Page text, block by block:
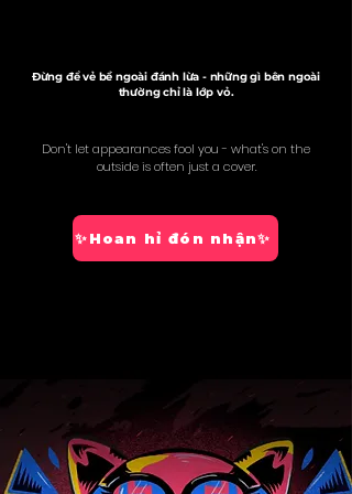
Đừng để vẻ bề ngoài đánh lừa - những gì bên ngoài
thường chỉ là lớp vỏ.
Don't let appearances fool you - what's on the
outside is often just a cover.
✨Hoan hỉ đón nhận✨